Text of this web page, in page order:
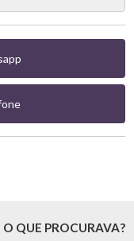
QUE PROCURAVA?